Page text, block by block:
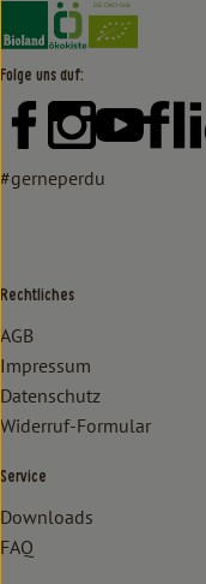
Externer Link zu
Externer Link
Folge uns auf:
Externer Link zu
Externer
#gerneperdu
Rechtliches
AGB
Impressum
Datenschutz
Widerruf-Formular
Service
Downloads
FAQ